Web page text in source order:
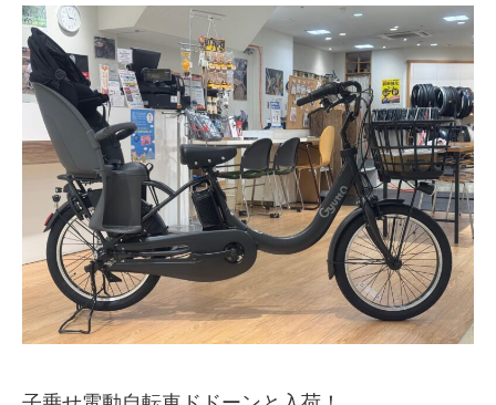
サービスのご案内
サービス全般
修理・メンテナンス工賃
盗難保証
SpotMateログイン